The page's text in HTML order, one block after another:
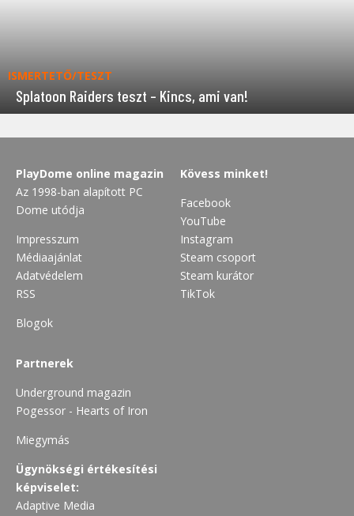
ISMERTETŐ/TESZT
Splatoon Raiders teszt – Kincs, ami van!
PlayDome online magazin
Az 1998-ban alapított PC
Dome utódja
Impresszum
Médiaajánlat
Adatvédelem
RSS
Blogok
Kövess minket!
Facebook
YouTube
Instagram
Steam csoport
Steam kurátor
TikTok
Partnerek
Underground magazin
Pogessor - Hearts of Iron
Miegymás
Ügynökségi értékesítési
képviselet:
Adaptive Media